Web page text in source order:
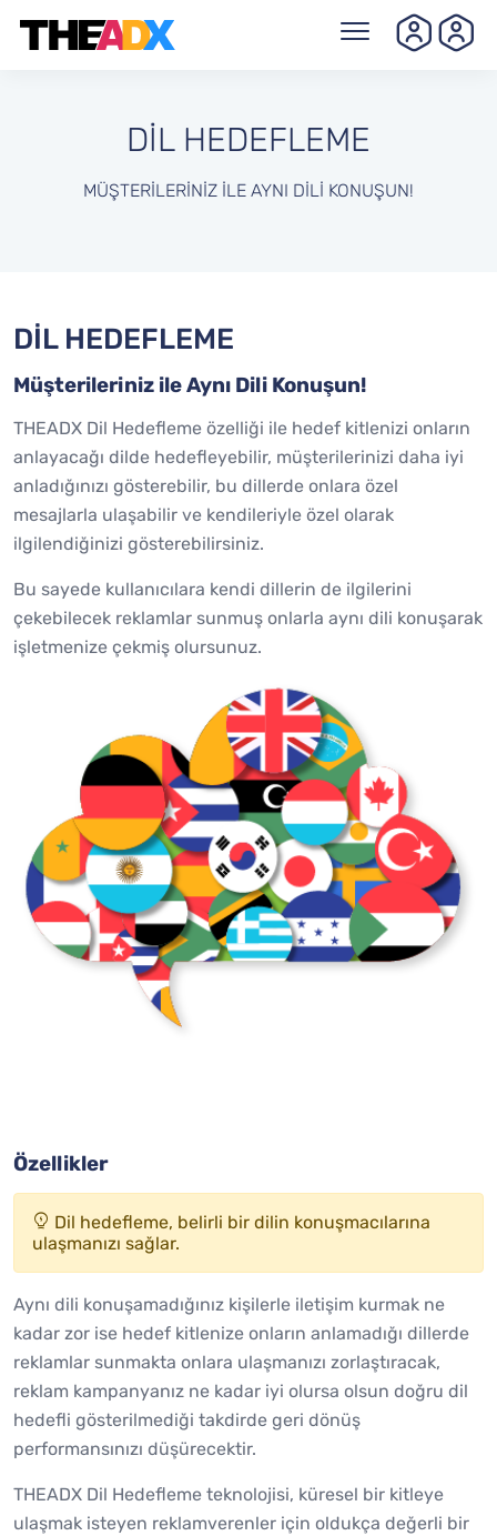
DİL HEDEFLEME
MÜŞTERILERINIZ ILE AYNI DILI KONUŞUN!
DİL HEDEFLEME
Müşterileriniz ile Aynı Dili Konuşun!
THEADX Dil Hedefleme özelliği ile hedef kitlenizi onların
anlayacağı dilde hedefleyebilir, müşterilerinizi daha iyi
anladığınızı gösterebilir, bu dillerde onlara özel
mesajlarla ulaşabilir ve kendileriyle özel olarak
ilgilendiğinizi gösterebilirsiniz.
Bu sayede kullanıcılara kendi dillerin de ilgilerini
çekebilecek reklamlar sunmuş onlarla aynı dili konuşarak
işletmenize çekmiş olursunuz.
Özellikler
Dil hedefleme, belirli bir dilin konuşmacılarına
ulaşmanızı sağlar.
Aynı dili konuşamadığınız kişilerle iletişim kurmak ne
kadar zor ise hedef kitlenize onların anlamadığı dillerde
reklamlar sunmakta onlara ulaşmanızı zorlaştıracak,
reklam kampanyanız ne kadar iyi olursa olsun doğru dil
hedefli gösterilmediği takdirde geri dönüş
performansınızı düşürecektir.
THEADX Dil Hedefleme teknolojisi, küresel bir kitleye
ulaşmak isteyen reklamverenler için oldukça değerli bir